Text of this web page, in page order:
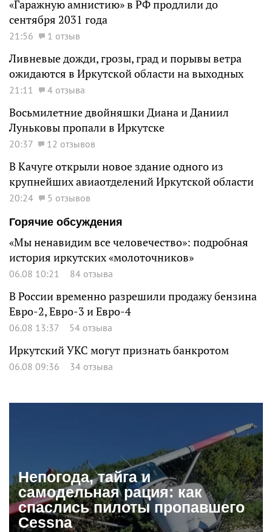
«Гаражную амнистию» в РФ продлили до
сентября 2031 года
21:56 1 отзыв
Ливневые дожди, грозы, град и порывы ветра
ожидаются в Иркутской области на выходных
21:11 4 отзыва
Восьмилетние двойняшки Диана и Даниил
Луньковы пропали в Иркутске
20:37 12 отзывов
В Качуге открыли новое здание одного из
крупнейших авиаотделений Иркутской области
20:24
5 отзывов
Горячие обсуждения
«Мы ненавидим все человечество»: подробная
история иркутских «молоточников»
06.08 10:21 84 отзыва
В России временно разрешили продажу бензина
Евро-2, Евро-3 и Евро-4
06.08 13:37 54 отзыва
Иркутский УКС могут признать банкротом
06.08 09:36 34 отзыва
Непогода, тайга и
самодельная рация: как
спаслись пилоты пропавшего
Cessna